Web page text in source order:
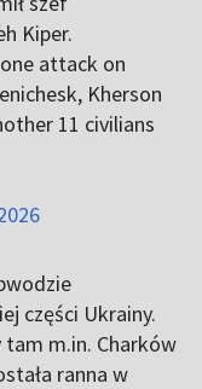
Kiper.
attack on
Kherson
11 civilians
części Ukrainy.
tam m.in. Charków
ranna w